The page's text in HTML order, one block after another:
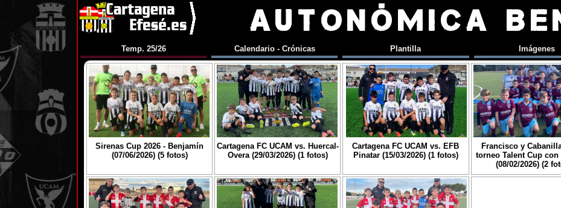
AUTONÓMICA
Temp. 25/26 Calendario - Crónicas Plantilla Imágenes
Sirenas Cup 2026 - Benjamín
(07/06/2026) (5 fotos)
Cartagena FC UCAM vs. Huercal-
Overa (29/03/2026) (1 fotos)
Cartagena FC UCAM vs. EFB
Pinatar (15/03/2026) (1 fotos)
Francisco y
torneo Talent Cup con
(08/02/2026) (2